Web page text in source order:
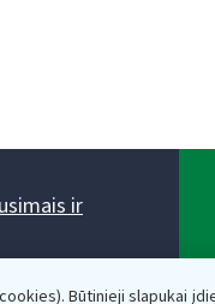
Būtinieji slapukai
ir
15.45.